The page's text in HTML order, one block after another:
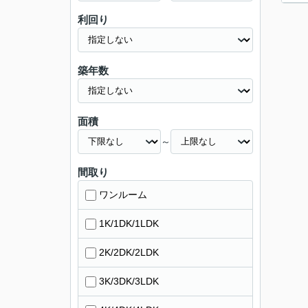
利回り
築年数
面積
～
間取り
ワンルーム
1K/1DK/1LDK
2K/2DK/2LDK
3K/3DK/3LDK